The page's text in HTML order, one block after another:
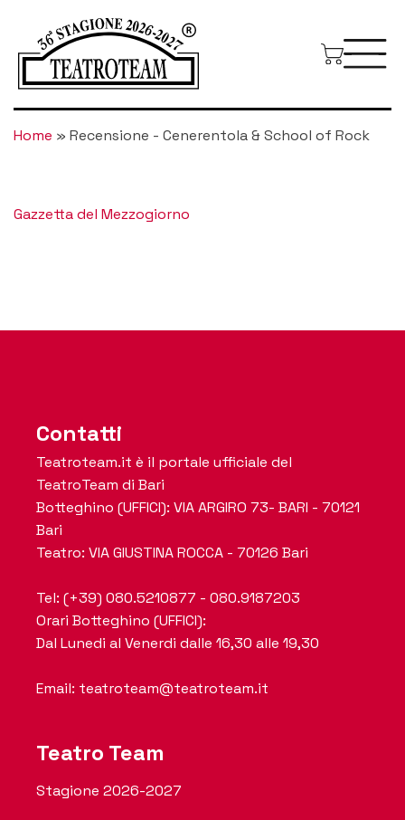
Home » Recensione - Cenerentola & School of Rock
Gazzetta del Mezzogiorno
Contatti
Teatroteam.it è il portale ufficiale del
TeatroTeam di Bari
Botteghino (UFFICI): VIA ARGIRO 73- BARI - 70121
Bari
Teatro: VIA GIUSTINA ROCCA - 70126 Bari
Tel: (+39) 080.5210877 - 080.9187203
Orari Botteghino (UFFICI):
Dal Lunedi al Venerdi dalle 16,30 alle 19,30
Email: teatroteam@teatroteam.it
Teatro Team
Stagione 2026-2027